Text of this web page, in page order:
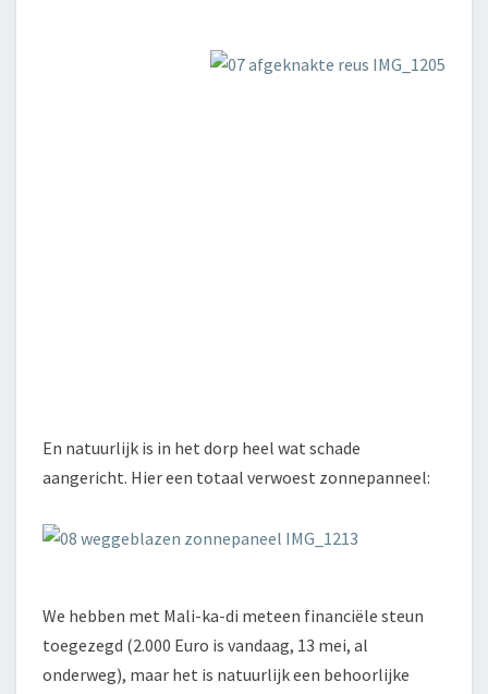
En natuurlijk is in het dorp heel wat schade
aangericht. Hier een totaal verwoest zonnepanneel:
We hebben met Mali-ka-di meteen financiële steun
toegezegd (2.000 Euro is vandaag, 13 mei, al
onderweg), maar het is natuurlijk een behoorlijke